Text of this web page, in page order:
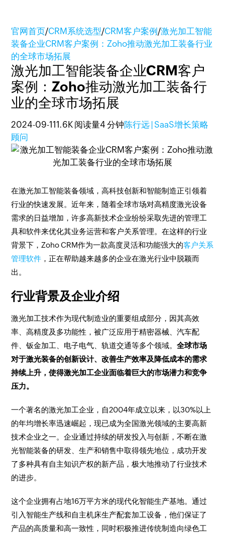
官网首页/CRM系统选型/CRM客户案例/激光加工智能
装备企业CRM客户案例：Zoho推动激光加工装备行业
的全球市场拓展
激光加工智能装备企业CRM客户
案例：Zoho推动激光加工装备行
业的全球市场拓展
2024-09-111.6K 阅读量4 分钟陈行远 | SaaS增长策略
顾问
在激光加工智能装备领域，高科技创新和智能制造正引领着
行业的快速发展。近年来，随着全球市场对高精度激光设备
需求的日益增加，许多高新技术企业纷纷采取先进的管理工
具和软件来优化其业务运营和客户关系管理。在这样的行业
背景下，Zoho CRM作为一款高度灵活和功能强大的客户关系
管理软件 ，正在帮助越来越多的企业在激光行业中脱颖而
出。
行业背景及企业介绍
激光加工技术作为现代制造业的重要组成部分，因其高效
率、高精度及多功能性，被广泛应用于精密器械、汽车配
件、钣金加工、电子电气、轨道交通等多个领域。全球市场
对于激光装备的创新设计、改善生产效率及降低成本的需求
持续上升，使得激光加工企业面临着巨大的市场潜力和竞争
压力。
一个著名的激光加工企业，自2004年成立以来，以30%以上
的年均增长率迅速崛起，现已成为全国激光领域的主要高新
技术企业之一。企业通过持续的研发投入与创新，不断在激
光智能装备的研发、生产和销售中取得领先地位，成功开发
了多种具有自主知识产权的新产品，极大地推动了行业技术
的进步。
这个企业拥有占地16万平方米的现代化智能生产基地。通过
引入智能生产线和自主机床生产配套加工设备，他们保证了
产品的高质量和高一致性，同时积极推进传统制造向绿色工